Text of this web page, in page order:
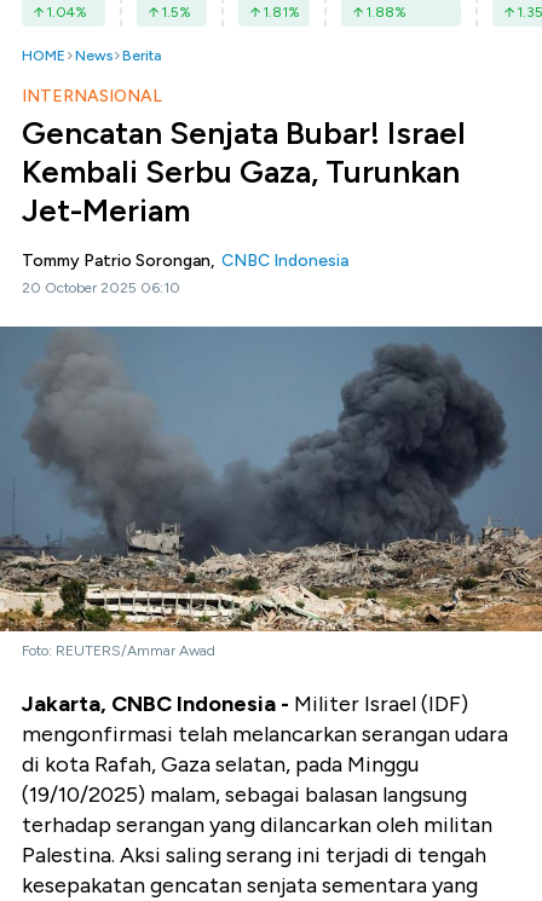
1.04% 1.5% 1.81% 1.88% 1.35
HOME News Berita
INTERNASIONAL
Gencatan Senjata Bubar! Israel
Kembali Serbu Gaza, Turunkan
Jet-Meriam
Tommy Patrio Sorongan, CNBC Indonesia
20 October 2025 06:10
Foto: REUTERS/Ammar Awad
Jakarta, CNBC Indonesia - Militer Israel (IDF)
mengonfirmasi telah melancarkan serangan udara
di kota Rafah, Gaza selatan, pada Minggu
(19/10/2025) malam, sebagai balasan langsung
terhadap serangan yang dilancarkan oleh militan
Palestina. Aksi saling serang ini terjadi di tengah
kesepakatan gencatan senjata sementara yang